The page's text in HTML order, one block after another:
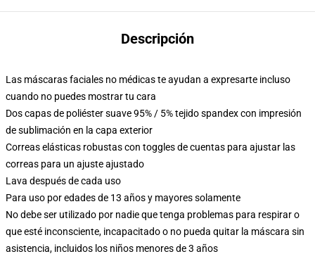
Descripción
Las máscaras faciales no médicas te ayudan a expresarte incluso
cuando no puedes mostrar tu cara
Dos capas de poliéster suave 95% / 5% tejido spandex con impresión
de sublimación en la capa exterior
Correas elásticas robustas con toggles de cuentas para ajustar las
correas para un ajuste ajustado
Lava después de cada uso
Para uso por edades de 13 años y mayores solamente
No debe ser utilizado por nadie que tenga problemas para respirar o
que esté inconsciente, incapacitado o no pueda quitar la máscara sin
asistencia, incluidos los niños menores de 3 años